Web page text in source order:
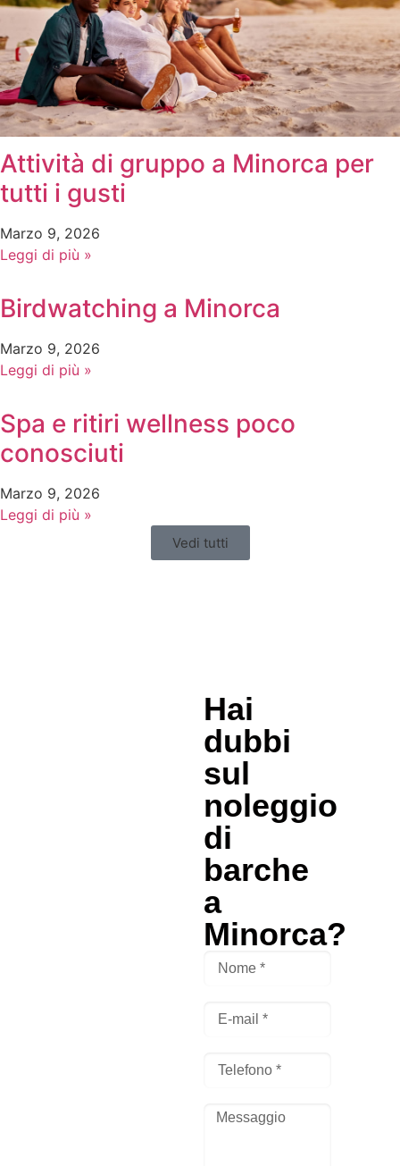
Attività di gruppo a Minorca per
tutti i gusti
Marzo 9, 2026
Leggi di più »
Birdwatching a Minorca
Marzo 9, 2026
Leggi di più »
Spa e ritiri wellness poco
conosciuti
Marzo 9, 2026
Leggi di più »
Vedi tutti
Hai
dubbi
sul
noleggio
di
barche
a
Minorca?